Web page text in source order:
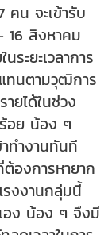
น จะเข้ารับ
16 สิงหาคม
ระยะเวลาการ
ทนตามวุฒิการ
ยได้ในช่วง
อย น้อง ๆ
ทำงานทันที
องการหายาก
งงานกลุ่มนี้
อง น้อง ๆ จึงมี